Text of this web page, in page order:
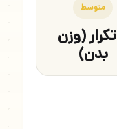
متوسط
۸ تکرار (وزن
بدن)